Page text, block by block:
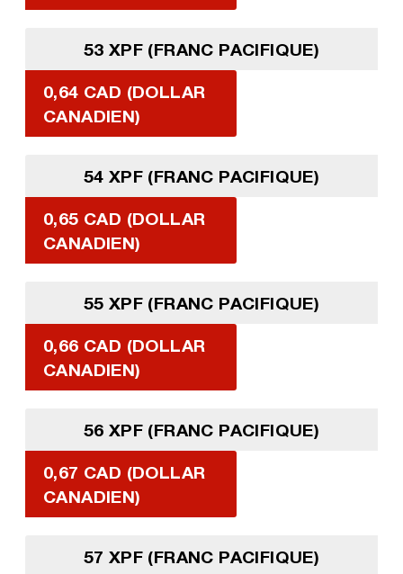
53 XPF (FRANC PACIFIQUE)
0,64 CAD (DOLLAR
CANADIEN)
54 XPF (FRANC PACIFIQUE)
0,65 CAD (DOLLAR
CANADIEN)
55 XPF (FRANC PACIFIQUE)
0,66 CAD (DOLLAR
CANADIEN)
56 XPF (FRANC PACIFIQUE)
0,67 CAD (DOLLAR
CANADIEN)
57 XPF (FRANC PACIFIQUE)